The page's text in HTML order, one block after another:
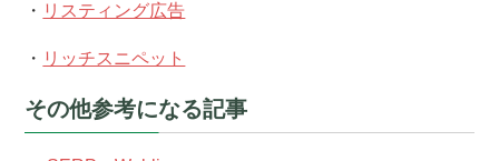
・ リスティング広告
・ リッチスニペット
その他参考になる記事